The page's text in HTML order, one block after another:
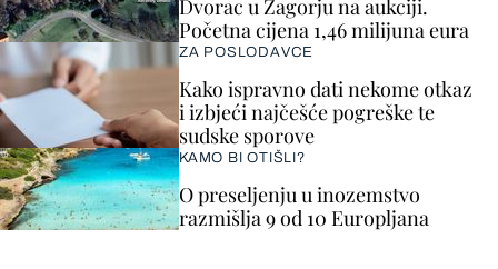
Dvorac u Zagorju na aukciji.
Početna cijena 1,46 milijuna eura
ZA POSLODAVCE
Kako ispravno dati nekome otkaz
i izbjeći najčešće pogreške te
sudske sporove
KAMO BI OTIŠLI?
O preseljenju u inozemstvo
razmišlja 9 od 10 Europljana